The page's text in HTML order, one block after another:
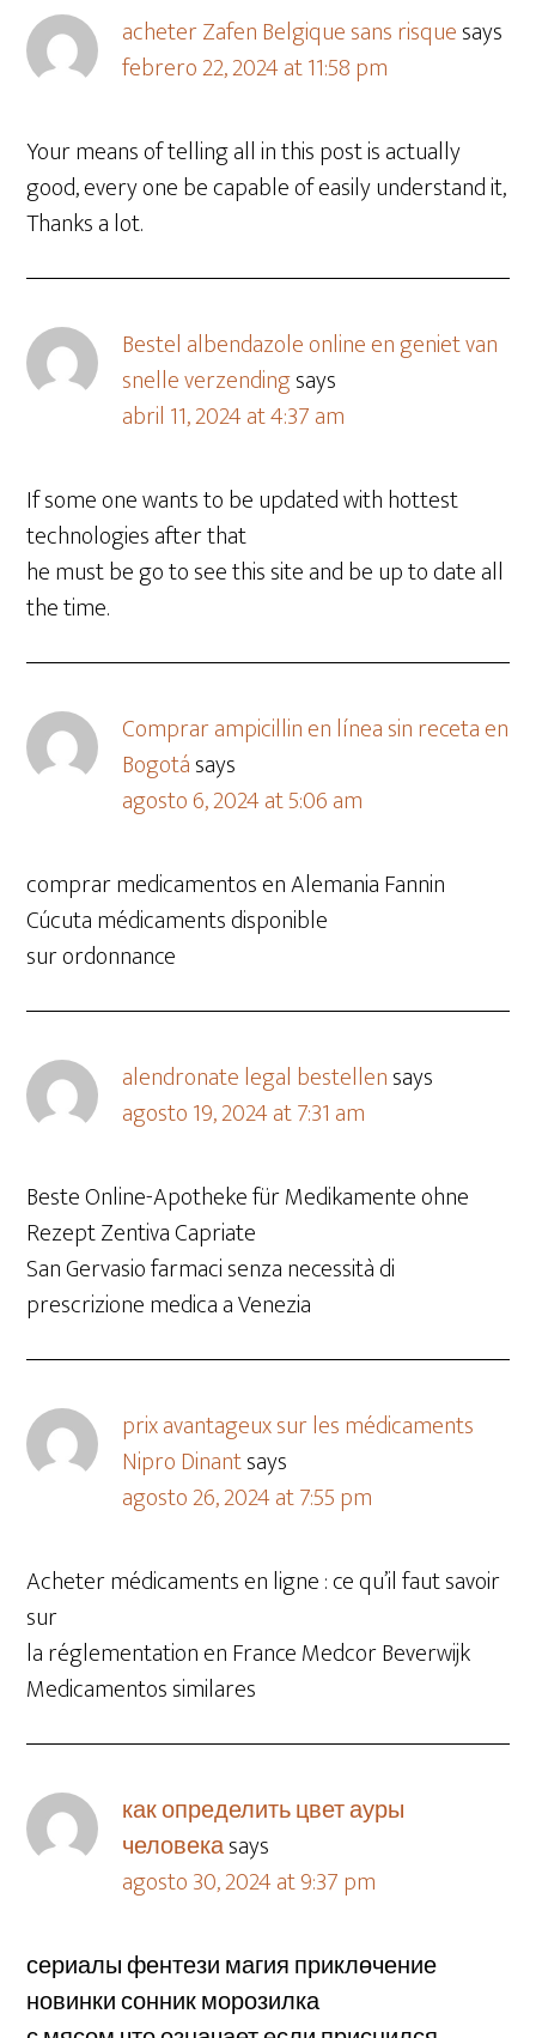
acheter Zafen Belgique sans risquesays
febrero 22, 2024 at 11:58 pm
Your means of telling all in this post is actually
good, every one be capable of easily understand it,
Thanks a lot.
Bestel albendazole online en geniet van
snelle verzendingsays
abril 11, 2024 at 4:37 am
If some one wants to be updated with hottest
technologies after that
he must be go to see this site and be up to date all
the time.
Comprar ampicillin en línea sin receta en
Bogotásays
agosto 6, 2024 at 5:06 am
comprar medicamentos en Alemania Fannin
Cúcuta médicaments disponible
sur ordonnance
alendronate legal bestellensays
agosto 19, 2024 at 7:31 am
Beste Online-Apotheke für Medikamente ohne
Rezept Zentiva Capriate
San Gervasio farmaci senza necessità di
prescrizione medica a Venezia
prix avantageux sur les médicaments
Nipro Dinantsays
agosto 26, 2024 at 7:55 pm
Acheter médicaments en ligne : ce qu’il faut savoir
sur
la réglementation en France Medcor Beverwijk
Medicamentos similares
как определить цвет ауры
человекаsays
agosto 30, 2024 at 9:37 pm
сериалы фентези магия приклөчение
новинки сонник морозилка